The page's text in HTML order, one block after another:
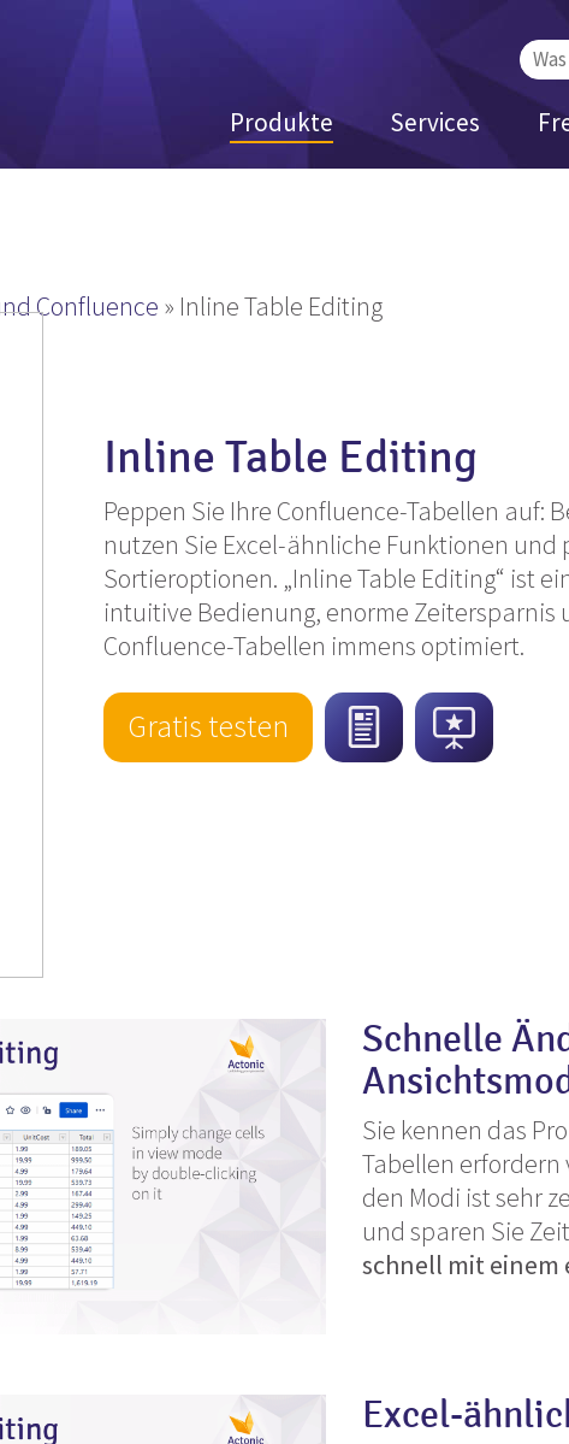
Produkte Services
nach:
Confluence » Inline Table Editing
Inline Table Editing
Peppen Sie Ihre Confluence-Tabellen auf:
nutzen Sie Excel-ähnliche Funktionen
Sortieroptionen. „Inline Table Editing“ ist
intuitive Bedienung, enorme Zeitersparnis
Confluence-Tabellen immens optimiert.
Gratis testen
Schnelle
Sie kennen das
Tabellen erfordern
den Modi ist sehr
und sparen Sie
schnell mit einem
Excel-